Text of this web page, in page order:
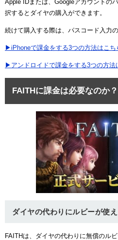
Apple IDまたは、Googleアカウントの
択するとダイヤの購入ができます。
続けて購入する際は、パスコード入力
▶iPhoneで課金をする3つの方法はこち
▶アンドロイドで課金をする3つの方法
FAITHに課金は必要なのか？
ダイヤの代わりにルビーが使
FAITHは、ダイヤの代わりに無償のル